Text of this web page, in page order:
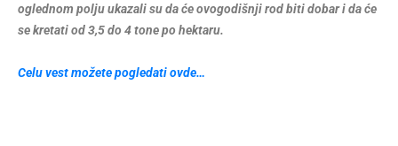
oglednom polju ukazali su da će ovogodišnji rod biti dobar i da će
se kretati od 3,5 do 4 tone po hektaru.
Celu vest možete pogledati ovde…